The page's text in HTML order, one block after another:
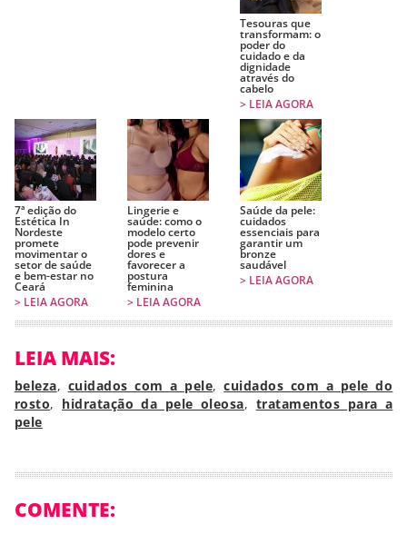
Tesouras que
transformam: o
poder do
cuidado e da
dignidade
através do
cabelo
> LEIA AGORA
7ª edição do
Estética In
Nordeste
promete
movimentar o
setor de saúde
e bem-estar no
Ceará
> LEIA AGORA
Lingerie e
saúde: como o
modelo certo
pode prevenir
dores e
favorecer a
postura
feminina
> LEIA AGORA
Saúde da pele:
cuidados
essenciais para
garantir um
bronze
saudável
> LEIA AGORA
LEIA MAIS:
beleza, cuidados com a pele,cuidados com a pele do
rosto, hidratação da pele oleosa, tratamentos para a
pele
COMENTE: